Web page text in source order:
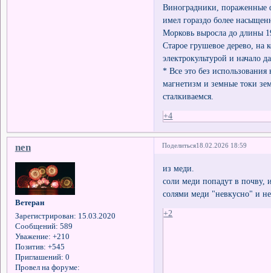
Виноградники, пораженные
имел гораздо более
Морковь выросла до длины
Старое грушевое дерево, на
электрокультурой и начало
* Все это без
магнетизм и земные токи
сталкиваемся.
+4
Поделиться18.02.2026 18:59
nen
Ветеран
Зарегистрирован: 15.03.2020
Сообщений: 589
Уважение: +210
Позитив: +545
Приглашений: 0
Провел на форуме:
из меди.
соли меди попадут в почву,
солями меди "невкусно" и
+2